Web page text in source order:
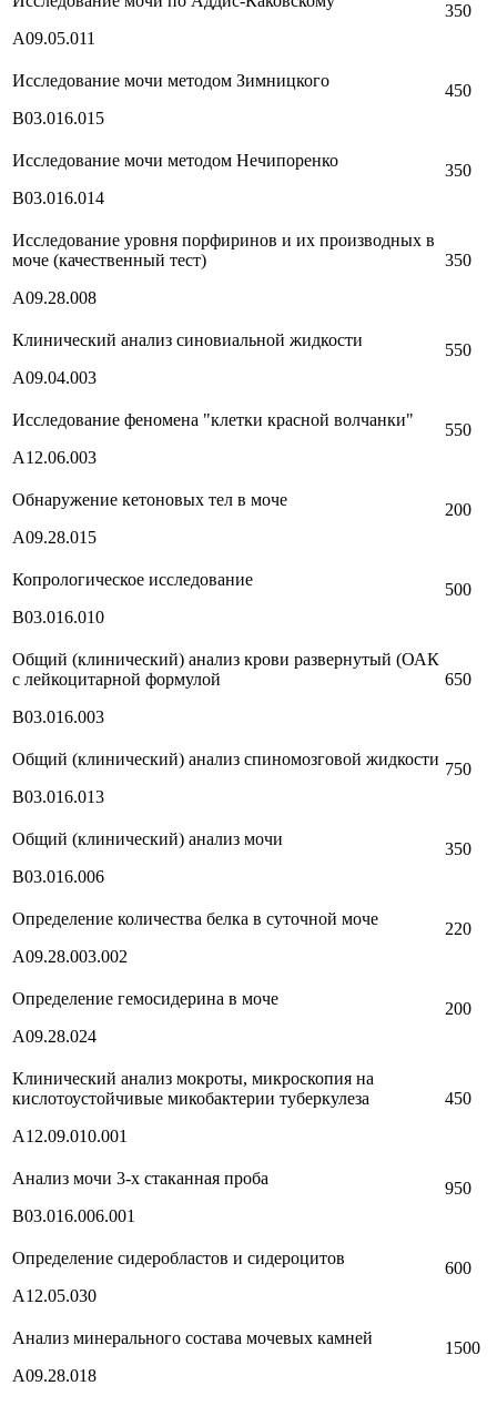
А09.05.011
350
Исследование мочи методом Зимницкого
В03.016.015
450
Исследование мочи методом Нечипоренко
В03.016.014
350
Исследование уровня порфиринов и их производных в
моче (качественный тест)
А09.28.008
350
Клинический анализ синовиальной жидкости
А09.04.003
550
Исследование феномена "клетки красной волчанки"
А12.06.003
550
Обнаружение кетоновых тел в моче
А09.28.015
200
Копрологическое исследование
В03.016.010
500
Общий (клинический) анализ крови развернутый (ОАК
с лейкоцитарной формулой
В03.016.003
650
Общий (клинический) анализ спиномозговой жидкости
В03.016.013
750
Общий (клинический) анализ мочи
В03.016.006
350
Определение количества белка в суточной моче
А09.28.003.002
220
Определение гемосидерина в моче
А09.28.024
200
Клинический анализ мокроты, микроскопия на
кислотоустойчивые микобактерии туберкулеза
А12.09.010.001
450
Анализ мочи 3-х стаканная проба
В03.016.006.001
950
Определение сидеробластов и сидероцитов
А12.05.030
600
Анализ минерального состава мочевых камней
А09.28.018
1500